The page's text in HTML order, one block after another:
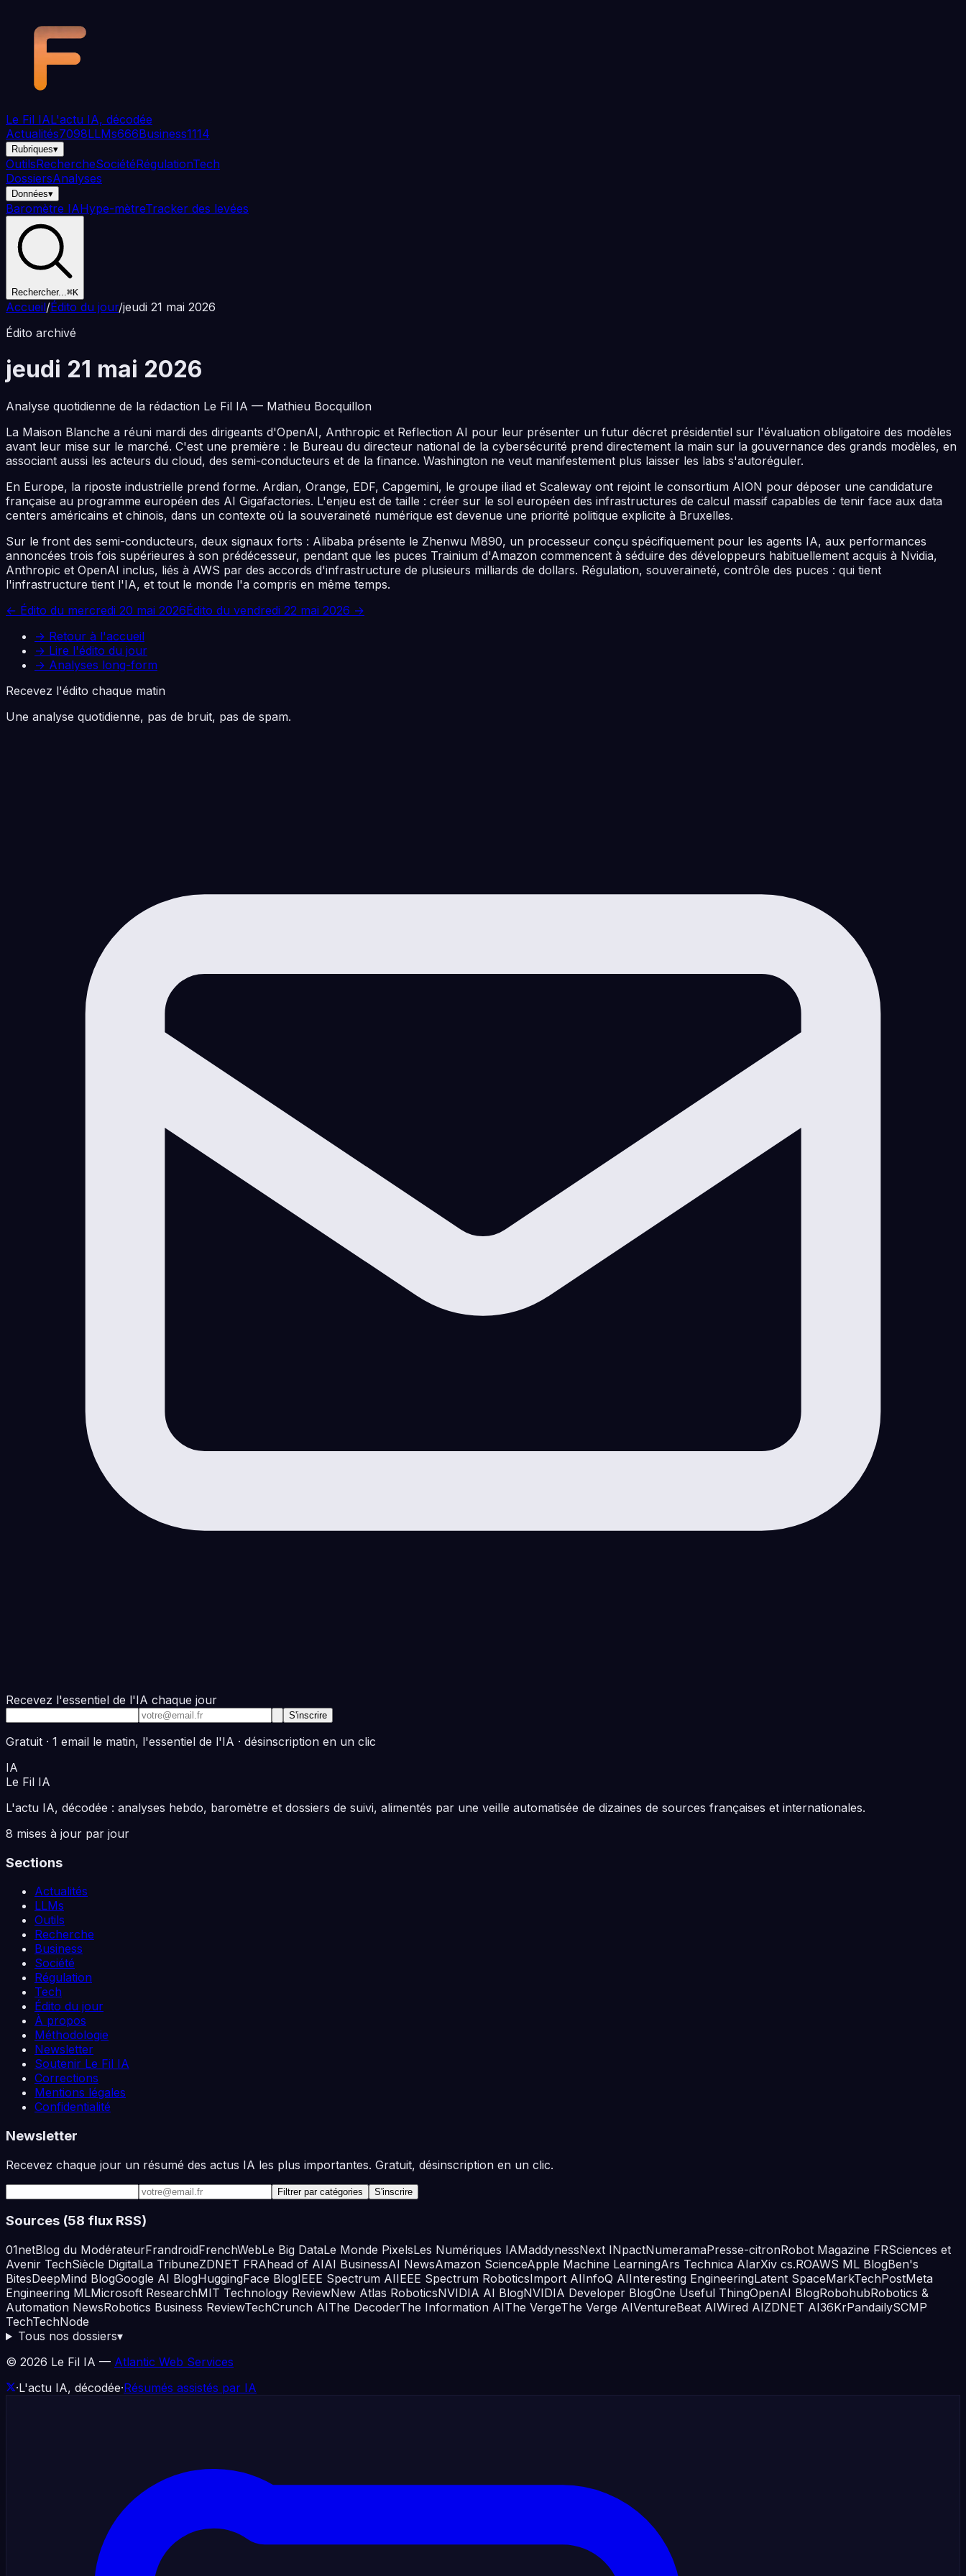
Le Fil IAL'actu IA, décodée
Actualités7098LLMs666Business1114
Rubriques▾
OutilsRechercheSociétéRégulationTech
DossiersAnalyses
Données▾
Baromètre IAHype-mètreTracker des levées
Rechercher...⌘K
Accueil/Édito du jour/jeudi 21 mai 2026
Édito archivé
jeudi 21 mai 2026
Analyse quotidienne de la rédaction Le Fil IA — Mathieu Bocquillon
La Maison Blanche a réuni mardi des dirigeants d'OpenAI, Anthropic et Reflection AI pour leur présenter un futur décret présidentiel sur l'évaluation obligatoire des modèles
avant leur mise sur le marché. C'est une première : le Bureau du directeur national de la cybersécurité prend directement la main sur la gouvernance des grands modèles, en
associant aussi les acteurs du cloud, des semi-conducteurs et de la finance. Washington ne veut manifestement plus laisser les labs s'autoréguler.
En Europe, la riposte industrielle prend forme. Ardian, Orange, EDF, Capgemini, le groupe iliad et Scaleway ont rejoint le consortium AION pour déposer une candidature
française au programme européen des AI Gigafactories. L'enjeu est de taille : créer sur le sol européen des infrastructures de calcul massif capables de tenir face aux data
centers américains et chinois, dans un contexte où la souveraineté numérique est devenue une priorité politique explicite à Bruxelles.
Sur le front des semi-conducteurs, deux signaux forts : Alibaba présente le Zhenwu M890, un processeur conçu spécifiquement pour les agents IA, aux performances
annoncées trois fois supérieures à son prédécesseur, pendant que les puces Trainium d'Amazon commencent à séduire des développeurs habituellement acquis à Nvidia,
Anthropic et OpenAI inclus, liés à AWS par des accords d'infrastructure de plusieurs milliards de dollars. Régulation, souveraineté, contrôle des puces : qui tient
l'infrastructure tient l'IA, et tout le monde l'a compris en même temps.
← Édito du mercredi 20 mai 2026Édito du vendredi 22 mai 2026 →
→ Retour à l'accueil
→ Lire l'édito du jour
→ Analyses long-form
Recevez l'édito chaque matin
Une analyse quotidienne, pas de bruit, pas de spam.
Recevez l'essentiel de l'IA chaque jour
Adresse e-mail
S'inscrire
Gratuit · 1 email le matin, l'essentiel de l'IA · désinscription en un clic
IA
Le Fil IA
L'actu IA, décodée : analyses hebdo, baromètre et dossiers de suivi, alimentés par une veille automatisée de dizaines de sources françaises et internationales.
8 mises à jour par jour
Sections
Actualités
LLMs
Outils
Recherche
Business
Société
Régulation
Tech
Édito du jour
À propos
Méthodologie
Newsletter
Soutenir Le Fil IA
Corrections
Mentions légales
Confidentialité
Newsletter
Recevez chaque jour un résumé des actus IA les plus importantes. Gratuit, désinscription en un clic.
Adresse e-mail
Filtrer par catégories S'inscrire
Sources (58 flux RSS)
01netBlog du ModérateurFrandroidFrenchWebLe Big DataLe Monde PixelsLes Numériques IAMaddynessNext INpactNumeramaPresse-citronRobot Magazine FRSciences et
Avenir TechSiècle DigitalLa TribuneZDNET FRAhead of AIAI BusinessAI NewsAmazon ScienceApple Machine LearningArs Technica AIarXiv cs.ROAWS ML BlogBen's
BitesDeepMind BlogGoogle AI BlogHuggingFace BlogIEEE Spectrum AIIEEE Spectrum RoboticsImport AIInfoQ AIInteresting EngineeringLatent SpaceMarkTechPostMeta
Engineering MLMicrosoft ResearchMIT Technology ReviewNew Atlas RoboticsNVIDIA AI BlogNVIDIA Developer BlogOne Useful ThingOpenAI BlogRobohubRobotics &
Automation NewsRobotics Business ReviewTechCrunch AIThe DecoderThe Information AIThe VergeThe Verge AIVentureBeat AIWired AIZDNET AI36KrPandailySCMP
TechTechNode
Tous nos dossiers▾
© 2026 Le Fil IA — Atlantic Web Services
·L'actu IA, décodée·Résumés assistés par IA